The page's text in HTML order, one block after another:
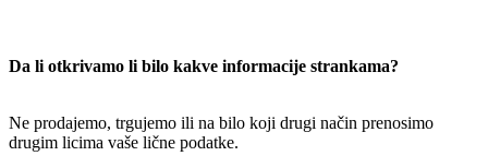
Da li otkrivamo li bilo kakve informacije strankama?
Ne prodajemo, trgujemo ili na bilo koji drugi način prenosimo
drugim licima vaše lične podatke.